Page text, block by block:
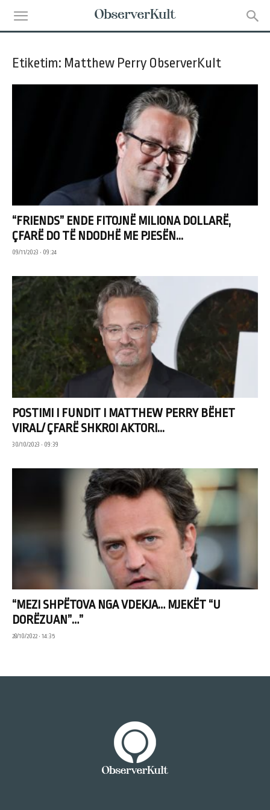
Etiketim: Matthew Perry ObserverKult
“FRIENDS” ENDE FITOJNË MILIONA DOLLARË,
ÇFARË DO TË NDODHË ME PJESËN...
09/11/2023 • 09:24
POSTIMI I FUNDIT I MATTHEW PERRY BËHET
VIRAL/ ÇFARË SHKROI AKTORI...
30/10/2023 • 09:39
“MEZI SHPËTOVA NGA VDEKJA… MJEKËT “U
DORËZUAN”…”
28/10/2022 • 14:35